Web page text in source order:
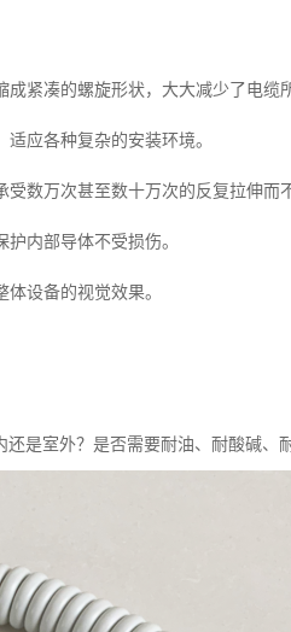
紧凑的螺旋形状，大大减少了电缆
应各种复杂的安装环境。
数万次甚至数十万次的反复拉伸而
内部导体不受损伤。
设备的视觉效果。
是室外？是否需要耐油、耐酸碱、